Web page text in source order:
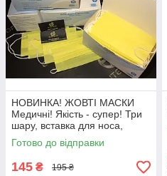
НОВИНКА! ЖОВТІ МАСКИ
Медичні! Якість - супер! Три
шару, вставка для носа,
гумки не рвуться! 50 шт!
Готово до відправки
145 ₴ 195 ₴